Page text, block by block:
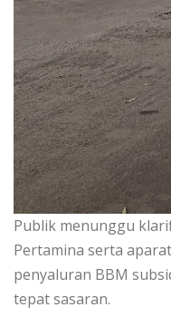
Publik menunggu
Pertamina serta
penyaluran BBM
tepat sasaran.